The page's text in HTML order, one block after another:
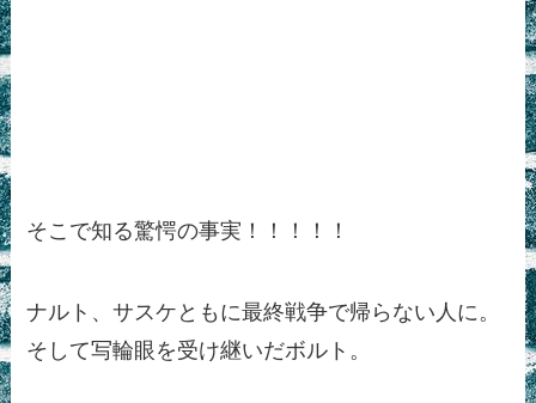
そこで知る驚愕の事実！！！！！
ナルト、サスケともに最終戦争で帰らない人に。
そして写輪眼を受け継いだボルト。